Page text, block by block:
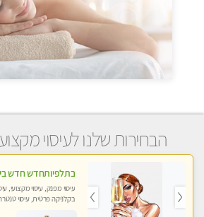
הבחירות שלנו לעיסוי
עיסוי מפנק, עיסוי מקצועי,
בקלניקה פרטית, עיסוי